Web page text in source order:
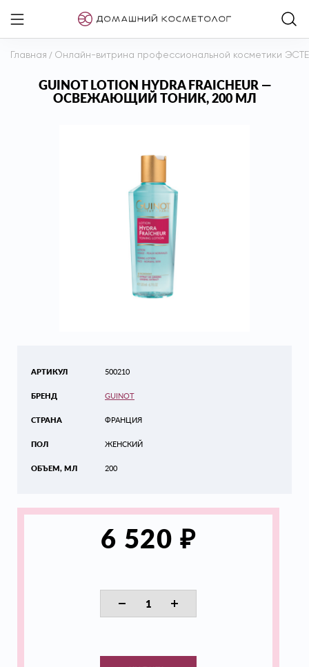
Главная / Онлайн-витрина профессиональной косметики
GUINOT LOTION HYDRA FRAICHEUR —
ОСВЕЖАЮЩИЙ ТОНИК, 200 МЛ
АРТИКУЛ
БРЕНД
СТРАНА
ПОЛ
ОБЪЕМ, МЛ
500210
GUINOT
ФРАНЦИЯ
ЖЕНСКИЙ
200
6 520 ₽